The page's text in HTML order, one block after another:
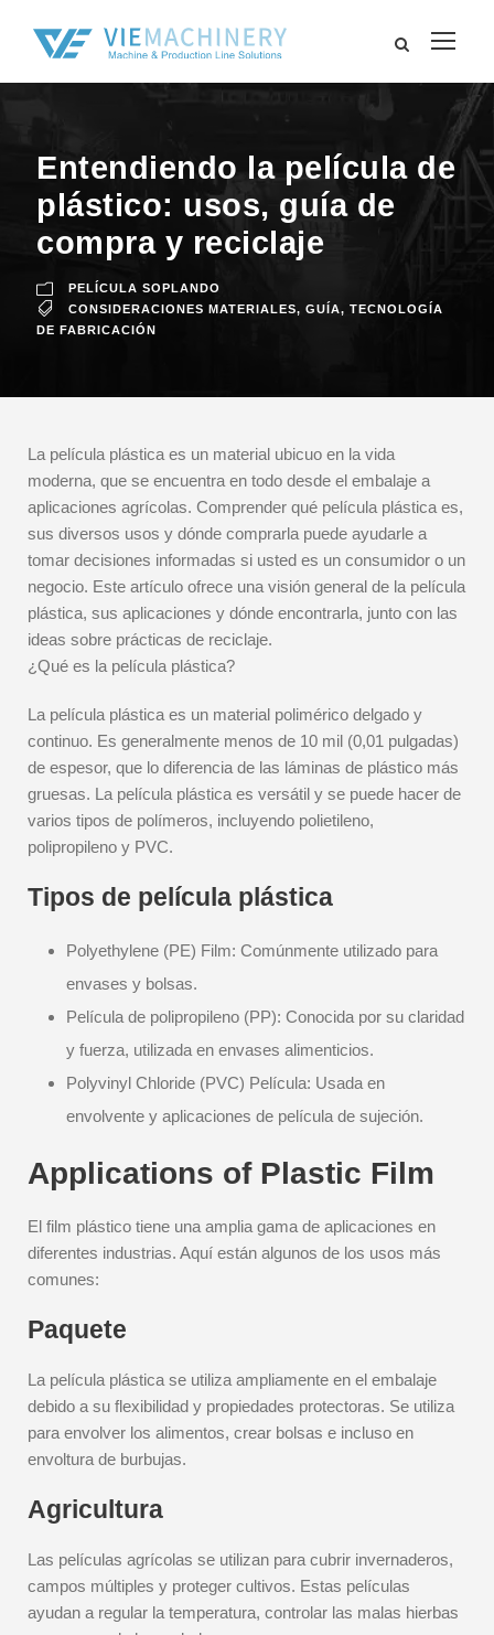
Entendiendo la película de
plástico: usos, guía de
compra y reciclaje
PELÍCULA SOPLANDO
CONSIDERACIONES MATERIALES, GUÍA, TECNOLOGÍA
DE FABRICACIÓN
La película plástica es un material ubicuo en la vida
moderna, que se encuentra en todo desde el embalaje a
aplicaciones agrícolas. Comprender qué película plástica es,
sus diversos usos y dónde comprarla puede ayudarle a
tomar decisiones informadas si usted es un consumidor o un
negocio. Este artículo ofrece una visión general de la película
plástica, sus aplicaciones y dónde encontrarla, junto con las
ideas sobre prácticas de reciclaje.
¿Qué es la película plástica?
La película plástica es un material polimérico delgado y
continuo. Es generalmente menos de 10 mil (0,01 pulgadas)
de espesor, que lo diferencia de las láminas de plástico más
gruesas. La película plástica es versátil y se puede hacer de
varios tipos de polímeros, incluyendo polietileno,
polipropileno y PVC.
Tipos de película plástica
Polyethylene (PE) Film: Comúnmente utilizado para
envases y bolsas.
Película de polipropileno (PP): Conocida por su claridad
y fuerza, utilizada en envases alimenticios.
Polyvinyl Chloride (PVC) Película: Usada en
envolvente y aplicaciones de película de sujeción.
Applications of Plastic Film
El film plástico tiene una amplia gama de aplicaciones en
diferentes industrias. Aquí están algunos de los usos más
comunes:
Paquete
La película plástica se utiliza ampliamente en el embalaje
debido a su flexibilidad y propiedades protectoras. Se utiliza
para envolver los alimentos, crear bolsas e incluso en
envoltura de burbujas.
Agricultura
Las películas agrícolas se utilizan para cubrir invernaderos,
campos múltiples y proteger cultivos. Estas películas
ayudan a regular la temperatura, controlar las malas hierbas